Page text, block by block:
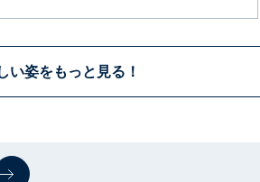
い姿をもっと見る！